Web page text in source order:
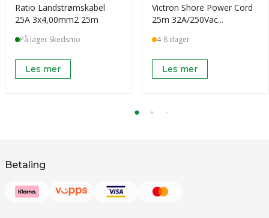
Ratio Landstrømskabel
25A 3x4,00mm2 25m
På lager Skedsmo
Les mer
Victron Shore Power Cord
25m 32A/250Vac
4-8 dager
Les mer
Betaling